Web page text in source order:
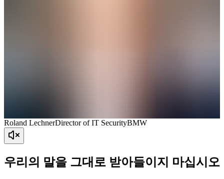
Roland LechnerDirector of IT SecurityBMW
우리의 말을 그대로 받아들이지 마십시오